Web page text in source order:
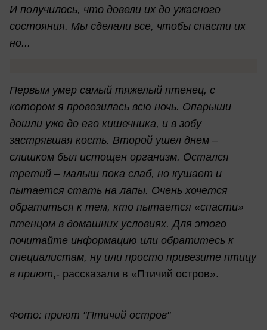
И получилось, что довели их до ужасного
состояния. Мы сделали все, чтобы спасти их
но...
Первым умер самый тяжелый птенец, с
котором я провозилась всю ночь. Опарыши
дошли уже до его кишечника, и в зобу
застрявшая кость. Второй ушел днем –
слишком был истощен организм. Остался
третий – малыш пока слаб, но кушает и
пытается стать на лапы. Очень хочется
обратиться к тем, кто пытается «спасти»
птенцом в домашних условиях. Для этого
почитайте информацию или обратитесь к
специалистам, ну или просто привезите птицу
в приют,- рассказали в «Птичий остров».
Фото: приют "Птичий остров"